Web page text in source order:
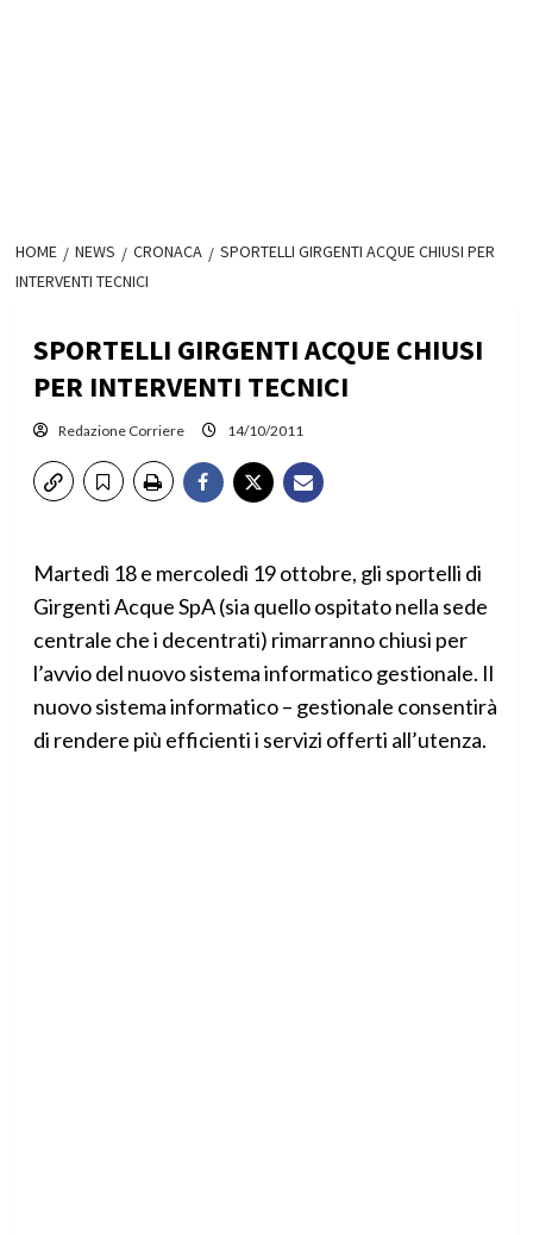
HOME NEWS CRONACA
SPORTELLI GIRGENTI ACQUE CHIUSI PER
INTERVENTI TECNICI
SPORTELLI GIRGENTI ACQUE CHIUSI
PER INTERVENTI TECNICI
Redazione Corriere 14/10/2011
Martedì 18 e mercoledì 19 ottobre, gli sportelli di
Girgenti Acque SpA (sia quello ospitato nella sede
centrale che i decentrati) rimarranno chiusi per
l’avvio del nuovo sistema informatico gestionale. Il
nuovo sistema informatico – gestionale consentirà
di rendere più efficienti i servizi offerti all’utenza.